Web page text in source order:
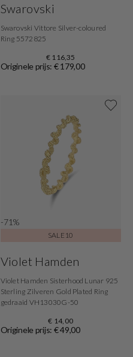
Swarovski
Swarovski Vittore Silver-coloured
Ring 5572825
€ 116,35
Originele prijs: € 179,00
-71%
SALE10
Violet Hamden
Violet Hamden Sisterhood Lunar 925
Sterling Zilveren Gold Plated Ring
gedraaid VH13030G-50
€ 14,00
Originele prijs: € 49,00